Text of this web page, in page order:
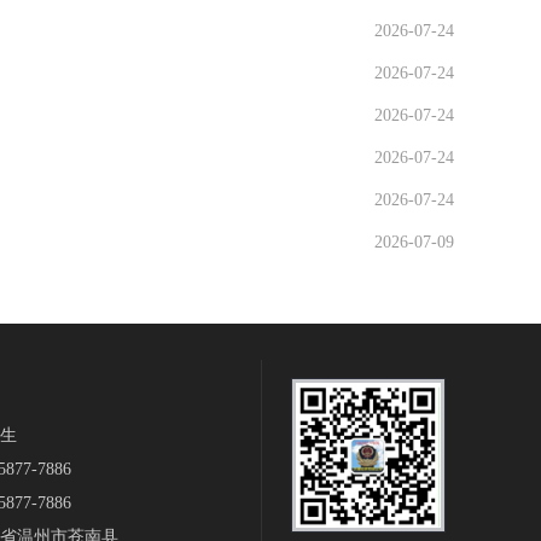
2026-07-24
2026-07-24
2026-07-24
2026-07-24
2026-07-24
2026-07-09
7886
7886
温州市苍南县